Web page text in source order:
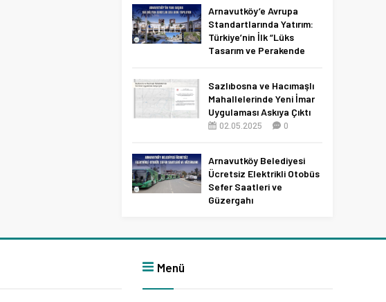
11.04.2026 0
Arnavutköy’e Avrupa
Standartlarında Yatırım:
Türkiye’nin İlk “Lüks
Tasarım ve Perakende
Sazlıbosna ve Hacımaşlı
Mahallelerinde Yeni İmar
Uygulaması Askıya Çıktı
02.05.2025 0
Arnavutköy Belediyesi
Ücretsiz Elektrikli Otobüs
Sefer Saatleri ve
Güzergahı
Menü